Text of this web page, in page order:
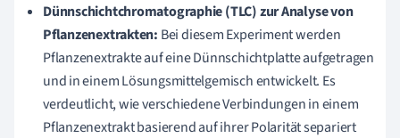
Dünnschichtchromatographie (TLC) zur Analyse von
Pflanzenextrakten: Bei diesem Experiment werden
Pflanzenextrakte auf eine Dünnschichtplatte aufgetragen
und in einem Lösungsmittelgemisch entwickelt. Es
verdeutlicht, wie verschiedene Verbindungen in einem
Pflanzenextrakt basierend auf ihrer Polarität separiert